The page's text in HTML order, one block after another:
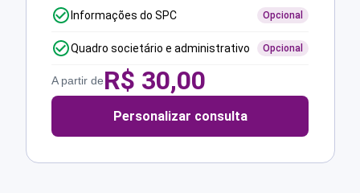
Informações do SPC Opcional
Quadro societário e administrativo Opcional
A partir deR$ 30,00
Personalizar consulta